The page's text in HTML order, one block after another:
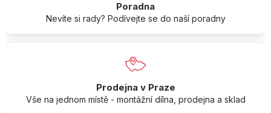
Poradna
Nevíte si rady? Podívejte se do naší poradny
Prodejna v Praze
Vše na jednom místě - montážní dílna, prodejna a sklad